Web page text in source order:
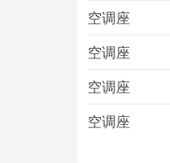
空调座
空调座
空调座
空调座